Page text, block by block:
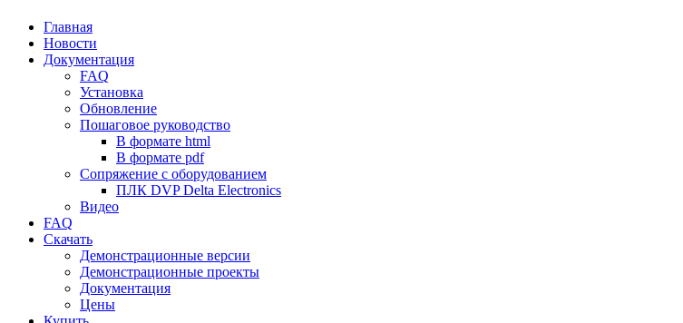
Главная
Новости
Документация
FAQ
Установка
Обновление
Пошаговое руководство
В формате html
В формате pdf
Сопряжение с оборудованием
ПЛК DVP Delta Electronics
Видео
FAQ
Скачать
Демонстрационные версии
Демонстрационные проекты
Документация
Цены